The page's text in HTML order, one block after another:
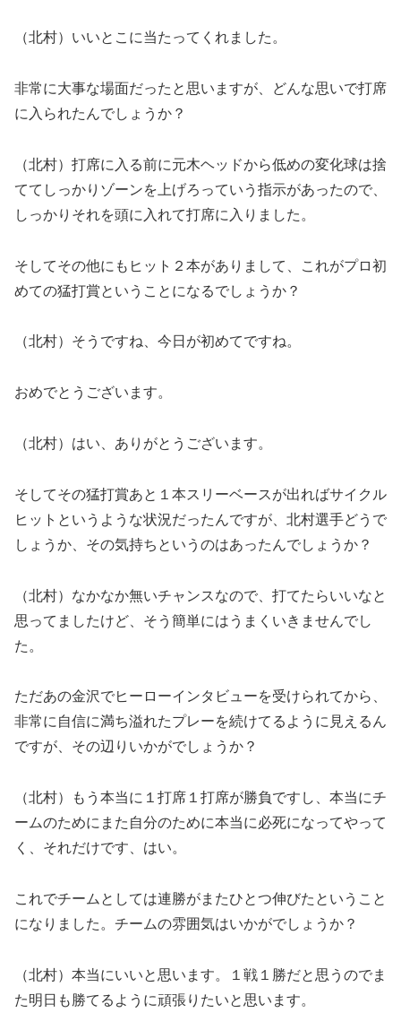
（北村）いいとこに当たってくれました。
非常に大事な場面だったと思いますが、どんな思いで打席
に入られたんでしょうか？
（北村）打席に入る前に元木ヘッドから低めの変化球は捨
ててしっかりゾーンを上げろっていう指示があったので、
しっかりそれを頭に入れて打席に入りました。
そしてその他にもヒット２本がありまして、これがプロ初
めての猛打賞ということになるでしょうか？
（北村）そうですね、今日が初めてですね。
おめでとうございます。
（北村）はい、ありがとうございます。
そしてその猛打賞あと１本スリーベースが出ればサイクル
ヒットというような状況だったんですが、北村選手どうで
しょうか、その気持ちというのはあったんでしょうか？
（北村）なかなか無いチャンスなので、打てたらいいなと
思ってましたけど、そう簡単にはうまくいきませんでし
た。
ただあの金沢でヒーローインタビューを受けられてから、
非常に自信に満ち溢れたプレーを続けてるように見えるん
ですが、その辺りいかがでしょうか？
（北村）もう本当に１打席１打席が勝負ですし、本当にチ
ームのためにまた自分のために本当に必死になってやって
く、それだけです、はい。
これでチームとしては連勝がまたひとつ伸びたということ
になりました。チームの雰囲気はいかがでしょうか？
（北村）本当にいいと思います。１戦１勝だと思うのでま
た明日も勝てるように頑張りたいと思います。